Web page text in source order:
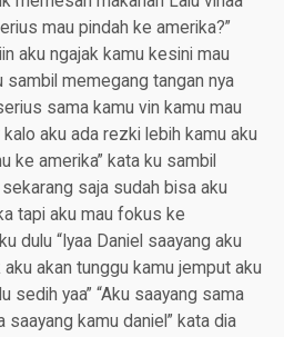
mau pindah ke amerika?”
aku ngajak kamu kesini mau
memegang tangan nya
sama kamu vin kamu mau
aku ada rezki lebih kamu aku
ke amerika” kata ku sambil
saja sudah bisa aku
tapi aku mau fokus ke
dulu “Iyaa Daniel saayang aku
akan tunggu kamu jemput aku
sedih yaa” “Aku saayang sama
saayang kamu daniel” kata dia